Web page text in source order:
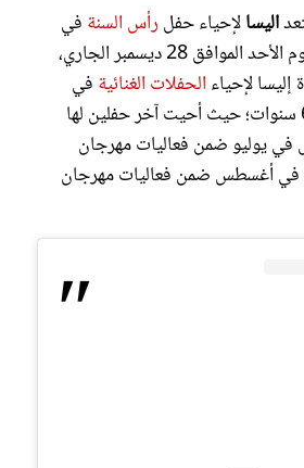
اليسالإحياء حفل رأس السنة في
مدينة رادس بتونس يوم الأحد الموافق 28 ديسمبر الجاري،
لإحياء الحفلات الغنائية في
تونس بعد غياب دام 6 سنوات؛ حيث أحيت آخر حفلين لها
2019؛ الأول في يوليو ضمن فعاليات مهرجان
في أغسطس ضمن فعاليات مهرجان